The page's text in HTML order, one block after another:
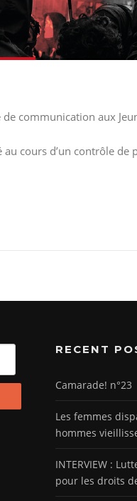
communication aux
cours d’un contrôle
RECENT
Camarade! n°23
Les femmes
hommes
INTERVIEW :
pour les droits